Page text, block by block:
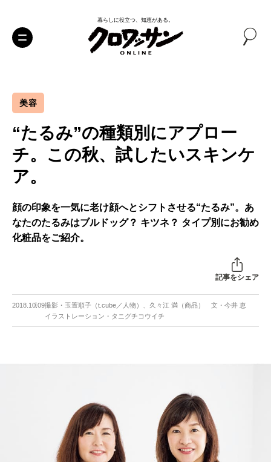
暮らしに役立つ、知恵がある。
美容
“たるみ”の種類別にアプロー
チ。この秋、試したいスキンケ
ア。
顔の印象を一気に老け顔へとシフトさせる“たるみ”。あ
なたのたるみはブルドッグ？ キツネ？ タイプ別にお勧め
化粧品をご紹介。
記事をシェア
2018.10.09撮影・玉置順子（t.cube／人物）、久々江 満（商品） 文・今井 恵
イラストレーション・タニグチコウイチ